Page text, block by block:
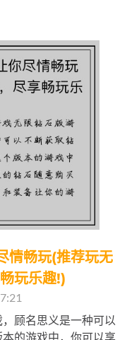
情畅玩(推荐玩无
玩乐趣!)
顾名思义是一种可以
的游戏中，你可以享